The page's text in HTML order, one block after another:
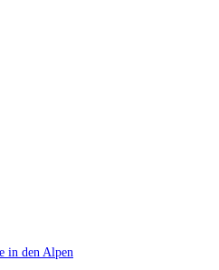
in den Alpen